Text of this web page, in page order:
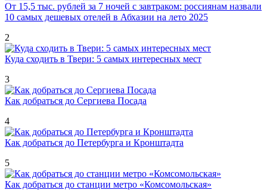
От 15,5 тыс. рублей за 7 ночей с завтраком: россиянам назвали
10 самых дешевых отелей в Абхазии на лето 2025
2
Куда сходить в Твери: 5 самых интересных мест
3
Как добраться до Сергиева Посада
4
Как добраться до Петербурга и Кронштадта
5
Как добраться до станции метро «Комсомольская»